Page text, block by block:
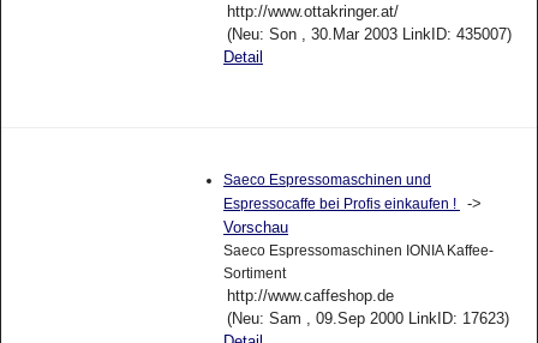
http://www.ottakringer.at/
(Neu: Son , 30.Mar 2003 LinkID: 435007)
Detail
Saeco Espressomaschinen und
Espressocaffe bei Profis einkaufen !
->
Vorschau
Saeco Espressomaschinen IONIA Kaffee-
Sortiment
http://www.caffeshop.de
(Neu: Sam , 09.Sep 2000 LinkID: 17623)